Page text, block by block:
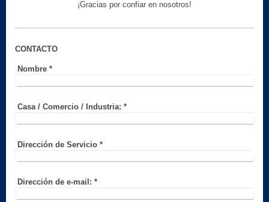
¡Gracias por confiar en nosotros!
CONTACTO
Nombre*
Casa / Comercio / Industria: *
Dirección de Servicio*
Dirección de e-mail: *